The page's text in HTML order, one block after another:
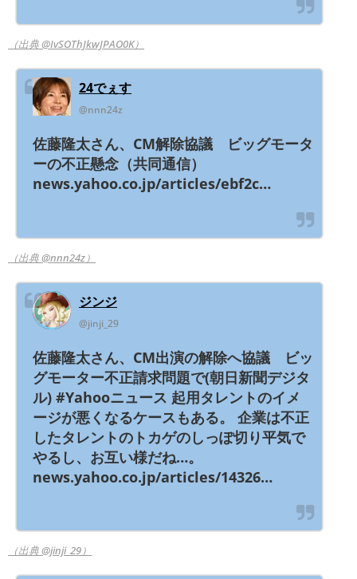
（出典 @IvSOThJkwJPAO0K）
24でぇす
@nnn24z
佐藤隆太さん、CM解除協議 ビッグモータ
ーの不正懸念（共同通信）
news.yahoo.co.jp/articles/ebf2c…
（出典 @nnn24z）
ジンジ
@jinji_29
佐藤隆太さん、CM出演の解除へ協議 ビッ
グモーター不正請求問題で(朝日新聞デジタ
ル) #Yahooニュース 起用タレントのイメ
ージが悪くなるケースもある。 企業は不正
したタレントのトカゲのしっぽ切り平気で
やるし、お互い様だね…。
news.yahoo.co.jp/articles/14326…
（出典 @jinji_29）